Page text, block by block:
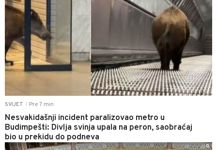
SVIJET Pre 7 min
Nesvakidašnji incident paralizovao metro u
Budimpešti: Divlja svinja upala na peron, saobraćaj
bio u prekidu do podneva
0